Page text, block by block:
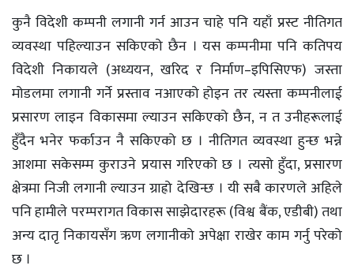
कुनै विदेशी कम्पनी लगानी गर्न आउन चाहे पनि यहाँ प्रस्ट नीतिगत
व्यवस्था पहिल्याउन सकिएको छैन । यस कम्पनीमा पनि कतिपय
विदेशी निकायले (अध्ययन, खरिद र निर्माण–इपिसिएफ) जस्ता
मोडलमा लगानी गर्ने प्रस्ताव नआएको होइन तर त्यस्ता कम्पनीलाई
प्रसारण लाइन विकासमा ल्याउन सकिएको छैन, न त उनीहरूलाई
हुँदैन भनेर फर्काउन नै सकिएको छ । नीतिगत व्यवस्था हुन्छ भन्ने
आशमा सकेसम्म कुराउने प्रयास गरिएको छ । त्यसो हुँदा, प्रसारण
क्षेत्रमा निजी लगानी ल्याउन ग्राह्रो देखिन्छ । यी सबै कारणले अहिले
पनि हामीले परम्परागत विकास साझेदारहरू (विश्व बैंक, एडीबी) तथा
अन्य दातृ निकायसँग ऋण लगानीको अपेक्षा राखेर काम गर्नु परेको
छ ।